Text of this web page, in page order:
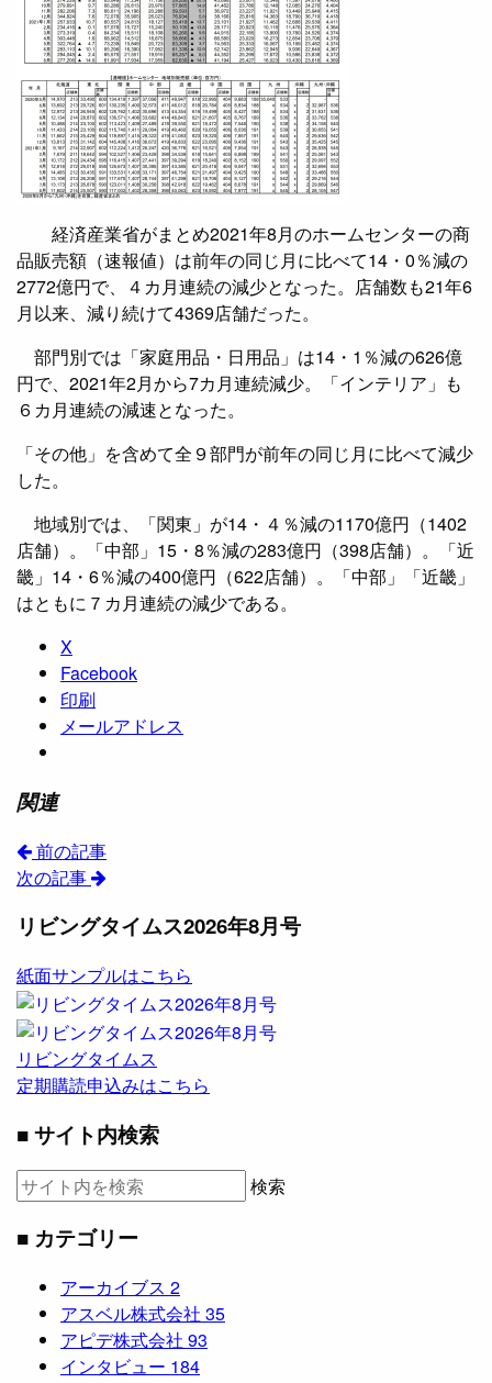
経済産業省がまとめ2021年8月のホームセンターの商
品販売額（速報値）は前年の同じ月に比べて14・0％減の
2772億円で、４カ月連続の減少となった。店舗数も21年6
月以来、減り続けて4369店舗だった。
部門別では「家庭用品・日用品」は14・1％減の626億
円で、2021年2月から7カ月連続減少。「インテリア」も
６カ月連続の減速となった。
「その他」を含めて全９部門が前年の同じ月に比べて減少
した。
地域別では、「関東」が14・４％減の1170億円（1402
店舗）。「中部」15・8％減の283億円（398店舗）。「近
畿」14・6％減の400億円（622店舗）。「中部」「近畿」
はともに７カ月連続の減少である。
X
Facebook
印刷
メールアドレス
関連
前の記事
次の記事
リビングタイムス2026年8月号
紙面サンプルはこちら
リビングタイムス
定期購読申込みはこちら
■ サイト内検索
検索
■ カテゴリー
アーカイブス 2
アスベル株式会社 35
アピデ株式会社 93
インタビュー 184